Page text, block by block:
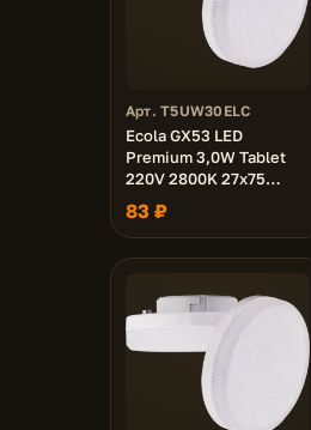
Арт. T5UW30ELC
Ecola GX53 LED
Premium 3,0W Tablet
220V 2800K 27x75
матовая 30000h
83 ₽